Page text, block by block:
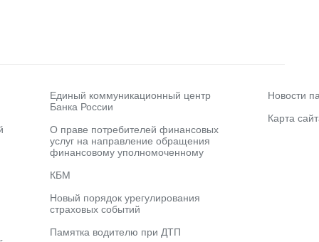
Единый коммуникационный центр
Банка России
О праве потребителей финансовых
услуг на направление обращения
финансовому уполномоченному
КБМ
Новый порядок урегулирования
страховых событий
Памятка водителю при ДТП
Новости
Карта